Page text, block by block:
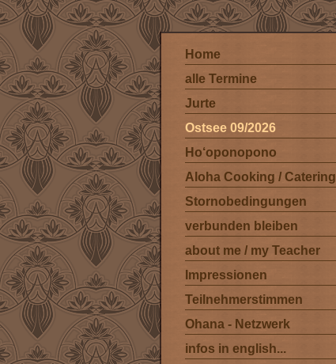
Home
alle Termine
Jurte
Ostsee 09/2026
Ho‘oponopono
Aloha Cooking / Catering
Stornobedingungen
verbunden bleiben
about me / my Teacher
Impressionen
Teilnehmerstimmen
Ohana - Netzwerk
infos in english...